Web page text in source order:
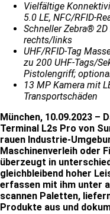
Vielfältige
5.0 LE, NFC/RFID-
Schneller Zebra®
rechts/links
UHF/RFID-Tag
zu 200 UHF-Tags/
Pistolengriff;
13 MP Kamera mit
Transportschäden
München, 10.09.2023 –
Terminal L2s Pro von
rauen Industrie-
Maschinenverleih oder
überzeugt in
gleichbleibend hoher
erfassen mit ihm unter
scannen Paletten,
Produkte aus und